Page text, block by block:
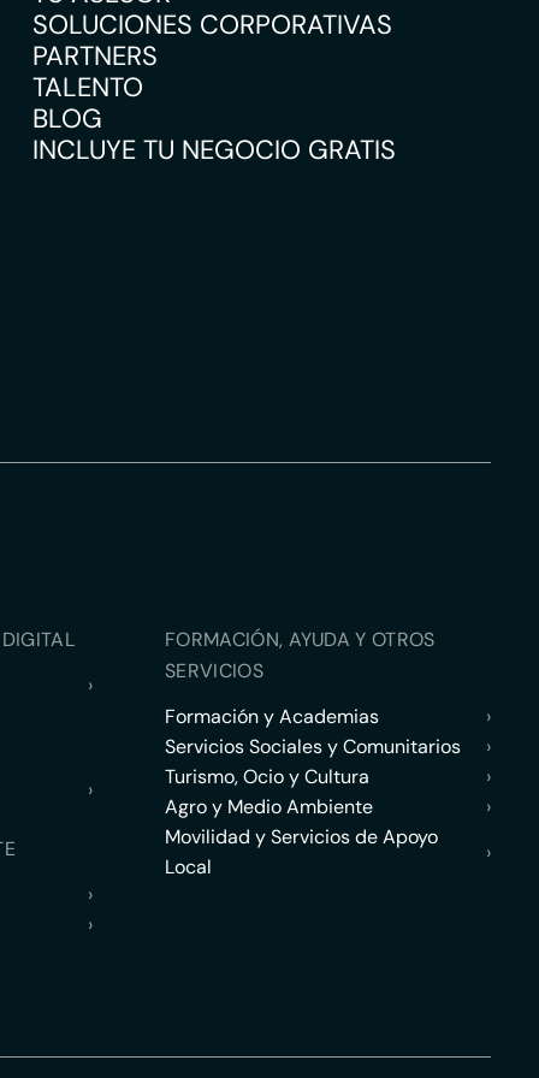
SOLUCIONES CORPORATIVAS
PARTNERS
TALENTO
BLOG
INCLUYE TU NEGOCIO GRATIS
›
›
›
›
FORMACIÓN, AYUDA Y OTROS
SERVICIOS
Formación y Academias
›
Servicios Sociales y Comunitarios
›
Turismo, Ocio y Cultura
›
Agro y Medio Ambiente
›
Movilidad y Servicios de Apoyo
Local
›